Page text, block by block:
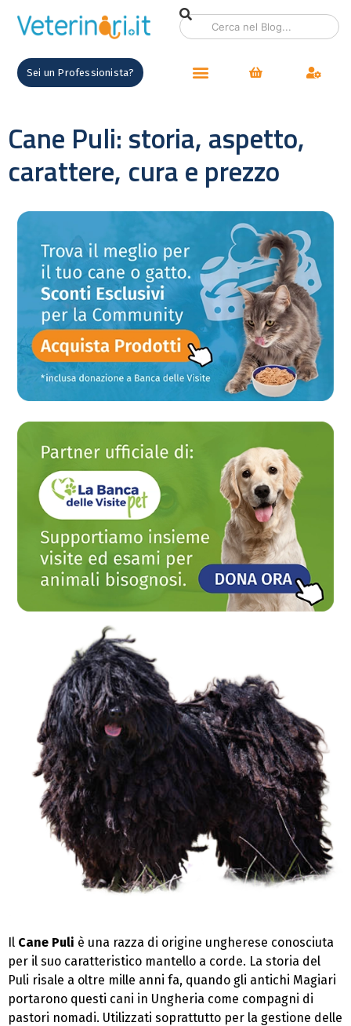
Sei un Professionista?
Cane Puli: storia, aspetto,
carattere, cura e prezzo
Il Cane Puli è una razza di origine ungherese conosciuta
per il suo caratteristico mantello a corde. La storia del
Puli risale a oltre mille anni fa, quando gli antichi Magiari
portarono questi cani in Ungheria come compagni di
pastori nomadi. Utilizzati soprattutto per la gestione delle